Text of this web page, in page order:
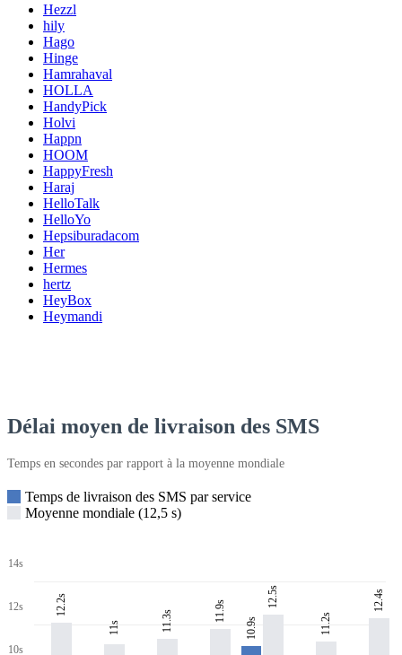
Hezzl
hily
Hago
Hinge
Hamrahaval
HOLLA
HandyPick
Holvi
Happn
HOOM
HappyFresh
Haraj
HelloTalk
HelloYo
Hepsiburadacom
Her
Hermes
hertz
HeyBox
Heymandi
Délai moyen de livraison des SMS
Temps en secondes par rapport à la moyenne mondiale
Temps de livraison des SMS par service
Moyenne mondiale (12,5 s)
14s
12s
10s
12.2s
11s 11.3s 11.9s
10.9s
12.5s
11.2s
12.4s